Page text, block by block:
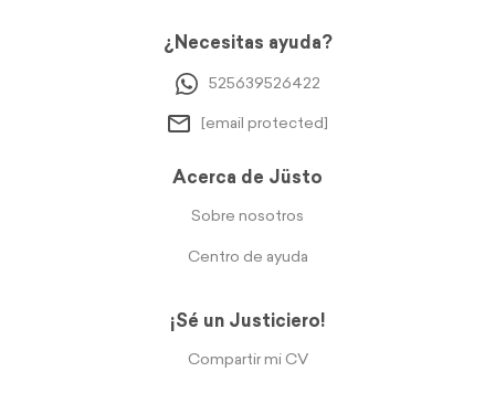
¿Necesitas ayuda?
525639526422
[email protected]
Acerca de Jüsto
Sobre nosotros
Centro de ayuda
¡Sé un Justiciero!
Compartir mi CV